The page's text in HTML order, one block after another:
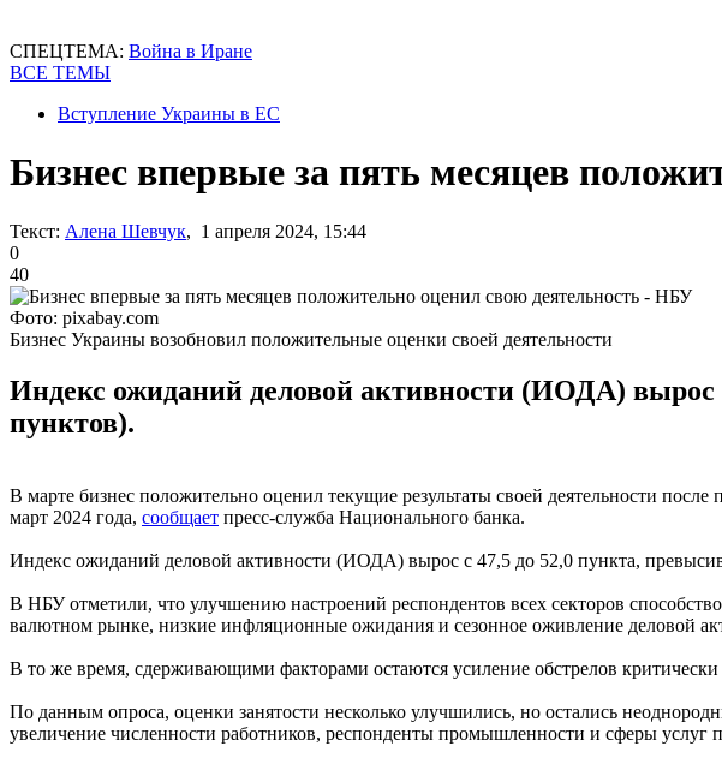
СПЕЦТЕМА: Война в Иране
ВСЕ ТЕМЫ
Вступление Украины в ЕС
Бизнес впервые за пять месяцев
Текст: Алена Шевчук, 1 апреля 2024, 15:44
0
40
Фото: pixabay.com
Бизнес Украины возобновил положительные оценки своей деятельности
Индекс ожиданий деловой активности (ИОДА) вырос
пунктов).
В марте бизнес положительно оценил текущие результаты своей деятельности
март 2024 года, сообщает пресс-служба Национального банка.
Индекс ожиданий деловой активности (ИОДА) вырос с 47,5 до 52,0 пункта,
В НБУ отметили, что улучшению настроений респондентов всех секторов
валютном рынке, низкие инфляционные ожидания и сезонное оживление деловой
В то же время, сдерживающими факторами остаются усиление обстрелов
По данным опроса, оценки занятости несколько улучшились, но остались
увеличение численности работников, респонденты промышленности и сферы услуг